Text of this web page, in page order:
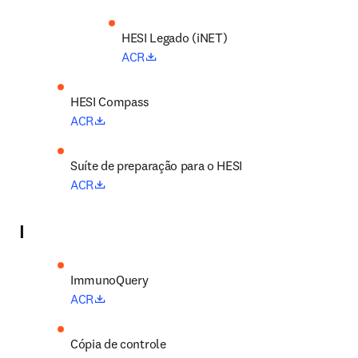
HESI Legado (iNET)
ACR
ACR
Suíte de preparação para o HESI
ACR
I
ImmunoQuery
ACR
Cópia de controle